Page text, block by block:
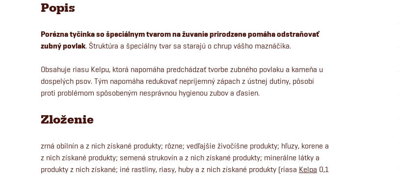
Popis
Porézna tyčinka so špeciálnym tvarom na žuvanie prirodzene pomáha odstraňovať
zubný povlak. Štruktúra a špeciálny tvar sa starajú o chrup vášho maznáčika.
Obsahuje riasu Kelpu, ktorá napomáha predchádzať tvorbe zubného povlaku a kameňa u
dospelých psov. Tým napomáha redukovať nepríjemný zápach z ústnej dutiny, pôsobí
proti problémom spôsobeným nesprávnou hygienou zubov a ďasien.
Zloženie
zrná obilnín a z nich získané produkty; rôzne; vedľajšie živočíšne produkty; hľuzy, korene a
z nich získané produkty; semená strukovín a z nich získané produkty; minerálne látky a
produkty z nich získané; iné rastliny, riasy, huby a z nich získané produkty (riasa Kelpa 0,1